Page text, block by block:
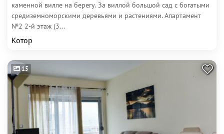
каменной вилле на берегу. За виллой большой сад с богатыми
средиземноморскими деревьями и растениями. Апартамент
№2 2-й этаж (3...
Котор
15